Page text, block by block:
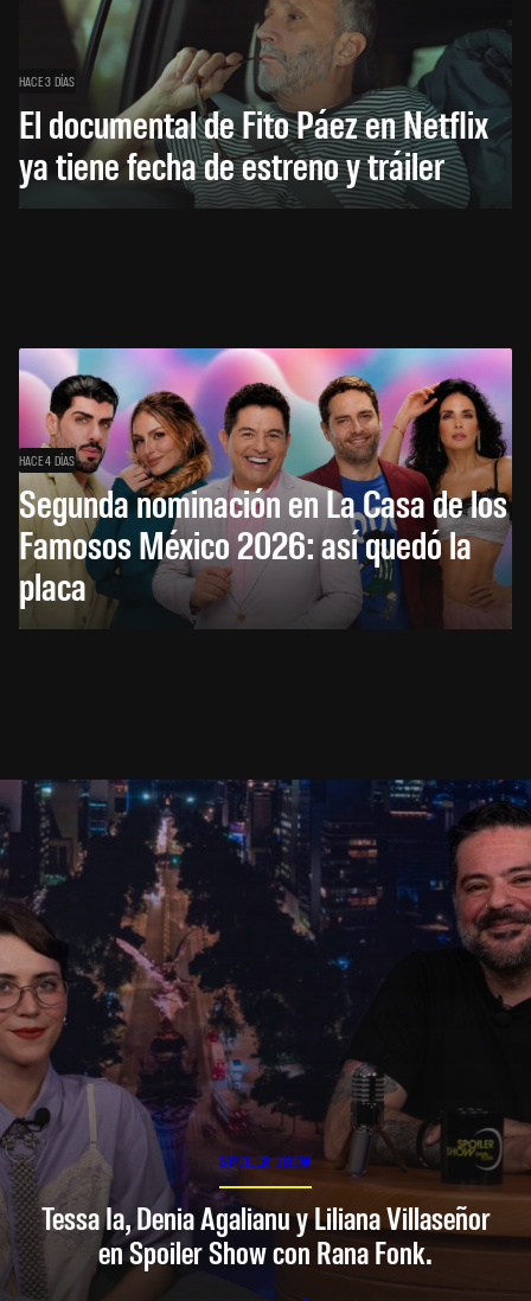
HACE 3 DÍAS
El documental de Fito Páez en Netflix
ya tiene fecha de estreno y tráiler
HACE 4 DÍAS
Segunda nominación en La Casa de los
Famosos México 2026: así quedó la
placa
SPOILER SHOW
Tessa Ia, Denia Agalianu y Liliana Villaseñor
en Spoiler Show con Rana Fonk.